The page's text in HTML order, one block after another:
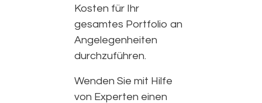
Kosten für Ihr
gesamtes Portfolio an
Angelegenheiten
durchzuführen.
Wenden Sie mit Hilfe
von Experten einen